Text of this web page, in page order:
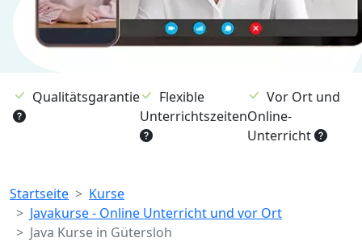
Qualitätsgarantie
Flexible
Unterrichtszeiten
Vor Ort und
Online-
Unterricht
Breadcrumb
Startseite
Kurse
Javakurse - Online Unterricht und vor Ort
Java Kurse in Gütersloh